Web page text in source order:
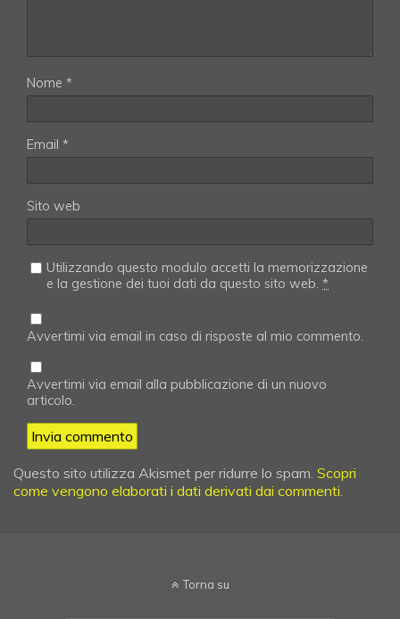
Nome *
Email *
Sito web
Utilizzando questo modulo accetti la memorizzazione
e la gestione dei tuoi dati da questo sito web. *
Avvertimi via email in caso di risposte al mio commento.
Avvertimi via email alla pubblicazione di un nuovo
articolo.
Questo sito utilizza Akismet per ridurre lo spam. Scopri
come vengono elaborati i dati derivati dai commenti
Torna su